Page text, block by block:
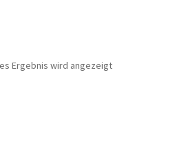
Ergebnis wird angezeigt